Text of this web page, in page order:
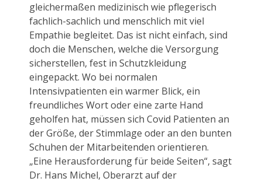
gleichermaßen medizinisch wie pflegerisch
fachlich-sachlich und menschlich mit viel
Empathie begleitet. Das ist nicht einfach, sind
doch die Menschen, welche die Versorgung
sicherstellen, fest in Schutzkleidung
eingepackt. Wo bei normalen
Intensivpatienten ein warmer Blick, ein
freundliches Wort oder eine zarte Hand
geholfen hat, müssen sich Covid Patienten an
der Größe, der Stimmlage oder an den bunten
Schuhen der Mitarbeitenden orientieren.
„Eine Herausforderung für beide Seiten“, sagt
Dr. Hans Michel, Oberarzt auf der